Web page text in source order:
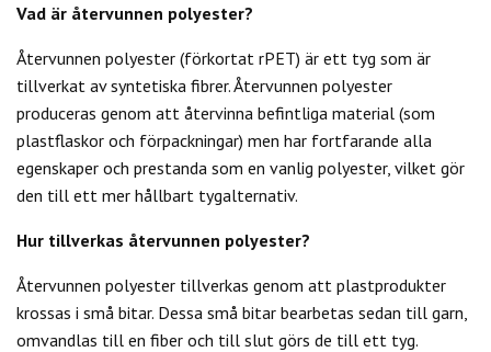
Vad är återvunnen polyester?
Återvunnen polyester (förkortat rPET) är ett tyg som är
tillverkat av syntetiska fibrer. Återvunnen polyester
produceras genom att återvinna befintliga material (som
plastflaskor och förpackningar) men har fortfarande alla
egenskaper och prestanda som en vanlig polyester, vilket gör
den till ett mer hållbart tygalternativ.
Hur tillverkas återvunnen polyester?
Återvunnen polyester tillverkas genom att plastprodukter
krossas i små bitar. Dessa små bitar bearbetas sedan till garn,
omvandlas till en fiber och till slut görs de till ett tyg.